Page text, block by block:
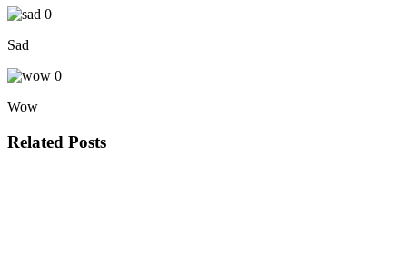
0
Sad
0
Wow
Related Posts